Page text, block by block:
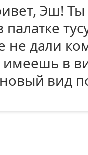
Эш! Ты
не дали
в
вид